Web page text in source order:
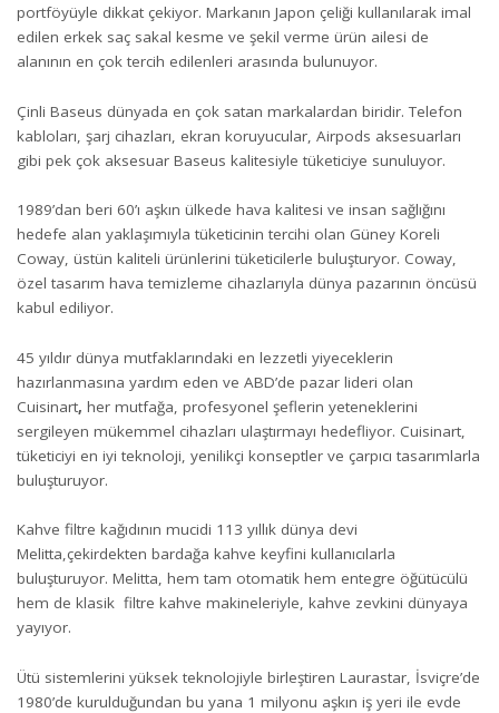
portföyüyle dikkat çekiyor. Markanın Japon çeliği kullanılarak imal
edilen erkek saç sakal kesme ve şekil verme ürün ailesi de
alanının en çok tercih edilenleri arasında bulunuyor.
Çinli Baseus dünyada en çok satan markalardan biridir. Telefon
kabloları, şarj cihazları, ekran koruyucular, Airpods aksesuarları
gibi pek çok aksesuar Baseus kalitesiyle tüketiciye sunuluyor.
1989’dan beri 60’ı aşkın ülkede hava kalitesi ve insan sağlığını
hedefe alan yaklaşımıyla tüketicinin tercihi olan Güney Koreli
Coway, üstün kaliteli ürünlerini tüketicilerle buluşturyor. Coway,
özel tasarım hava temizleme cihazlarıyla dünya pazarının öncüsü
kabul ediliyor.
45 yıldır dünya mutfaklarındaki en lezzetli yiyeceklerin
hazırlanmasına yardım eden ve ABD’de pazar lideri olan
Cuisinart, her mutfağa, profesyonel şeflerin yeteneklerini
sergileyen mükemmel cihazları ulaştırmayı hedefliyor. Cuisinart,
tüketiciyi en iyi teknoloji, yenilikçi konseptler ve çarpıcı tasarımlarla
buluşturuyor.
Kahve filtre kağıdının mucidi 113 yıllık dünya devi
Melitta,çekirdekten bardağa kahve keyfini kullanıcılarla
buluşturuyor. Melitta, hem tam otomatik hem entegre öğütücülü
hem de klasik filtre kahve makineleriyle, kahve zevkini dünyaya
yayıyor.
Ütü sistemlerini yüksek teknolojiyle birleştiren Laurastar, İsviçre’de
1980’de kurulduğundan bu yana 1 milyonu aşkın iş yeri ile evde